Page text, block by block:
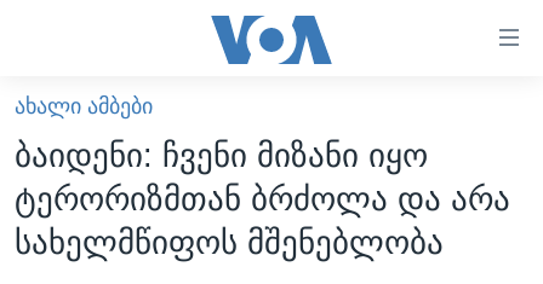
ხელმისაწვდომობისთვის
გადადით
მთავარზე
გადადით
მთავარ
ნავიგაციაზე
გადადით
ᲐᲮᲐᲚᲘ ᲐᲛᲑᲔᲑᲘ
ᲡᲐᲥᲐᲠᲗᲕᲔᲚᲝ
ᲐᲨᲨ
ᲐᲮᲐᲚᲘ ᲐᲛᲑᲔᲑᲘ
ბაიდენი: ჩვენი მიზანი იყო
ტერორიზმთან ბრძოლა და არა
სახელმწიფოს მშენებლობა